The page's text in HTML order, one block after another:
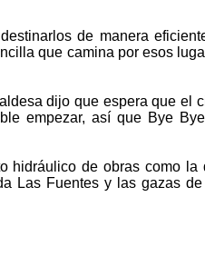
de manera
que camina por esos
dijo que espera que el
empezar, así que Bye
hidráulico de obras como
Las Fuentes y las gazas